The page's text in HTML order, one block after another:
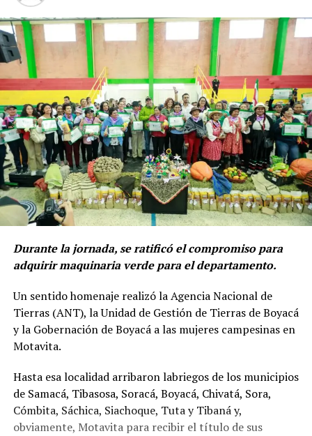
Durante la jornada, se ratificó el compromiso para
adquirir maquinaria verde para el departamento.
Un sentido homenaje realizó la Agencia Nacional de
Tierras (ANT), la Unidad de Gestión de Tierras de Boyacá
y la Gobernación de Boyacá a las mujeres campesinas en
Motavita.
Hasta esa localidad arribaron labriegos de los municipios
de Samacá, Tibasosa, Soracá, Boyacá, Chivatá, Sora,
Cómbita, Sáchica, Siachoque, Tuta y Tibaná y,
obviamente, Motavita para recibir el título de sus